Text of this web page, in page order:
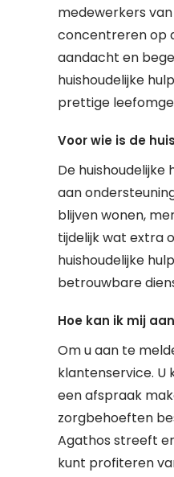
medewerkers
concentreren op
aandacht en
huishoudelijke
prettige
Voor wie is de
De
aan
blijven wonen,
tijdelijk wat extra
huishoudelijke
betrouwbare
Hoe kan ik mij
Om u aan te
klantenservice. U
een afspraak
zorgbehoeften
Agathos streeft
kunt profiteren